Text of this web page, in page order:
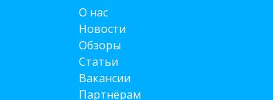
О нас
Новости
Обзоры
Статьи
Вакансии
Партнёрам